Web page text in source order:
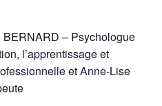
BERNARD – Psychologue
l’apprentissage et
et Anne-Lise